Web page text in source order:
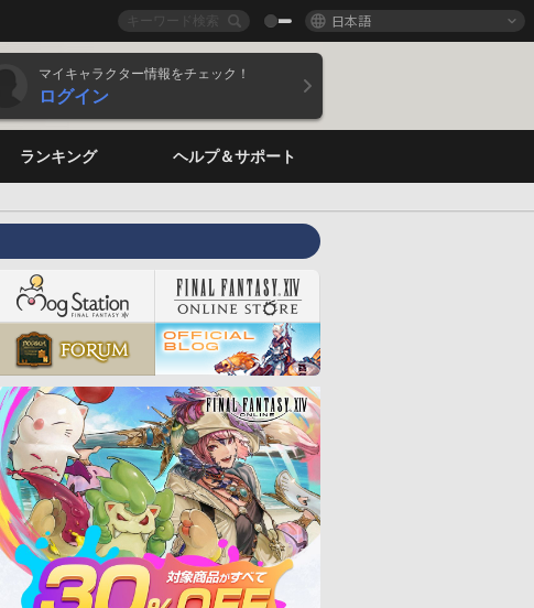
日本語
マイキャラクター情報をチェック！
ログイン
ランキング ヘルプ＆サポート